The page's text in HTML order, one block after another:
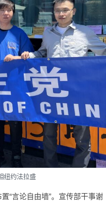
纽约法拉盛
“言论自由墙”。宣传部干事谢